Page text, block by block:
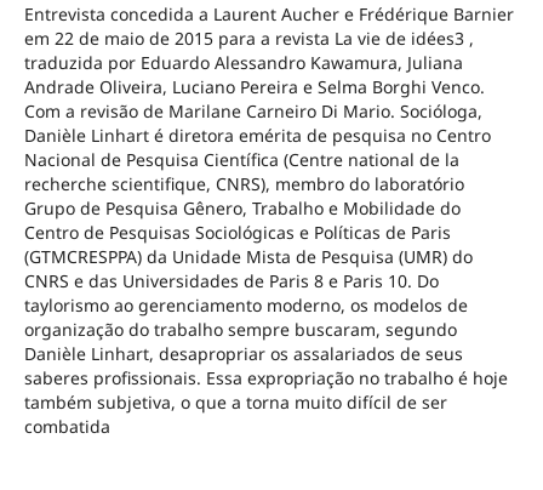
Entrevista concedida a Laurent Aucher e Frédérique Barnier
em 22 de maio de 2015 para a revista La vie de idées3 ,
traduzida por Eduardo Alessandro Kawamura, Juliana
Andrade Oliveira, Luciano Pereira e Selma Borghi Venco.
Com a revisão de Marilane Carneiro Di Mario. Socióloga,
Danièle Linhart é diretora emérita de pesquisa no Centro
Nacional de Pesquisa Científica (Centre national de la
recherche scientifique, CNRS), membro do laboratório
Grupo de Pesquisa Gênero, Trabalho e Mobilidade do
Centro de Pesquisas Sociológicas e Políticas de Paris
(GTMCRESPPA) da Unidade Mista de Pesquisa (UMR) do
CNRS e das Universidades de Paris 8 e Paris 10. Do
taylorismo ao gerenciamento moderno, os modelos de
organização do trabalho sempre buscaram, segundo
Danièle Linhart, desapropriar os assalariados de seus
saberes profissionais. Essa expropriação no trabalho é hoje
também subjetiva, o que a torna muito difícil de ser
combatida